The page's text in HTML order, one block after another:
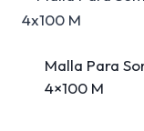
Malla Para
4×100 M